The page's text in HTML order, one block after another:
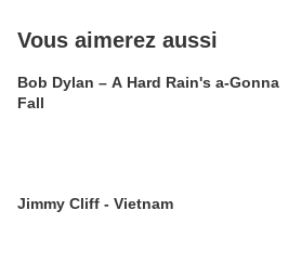
Vous aimerez aussi
Bob Dylan – A Hard Rain's a-Gonna
Fall
Jimmy Cliff - Vietnam